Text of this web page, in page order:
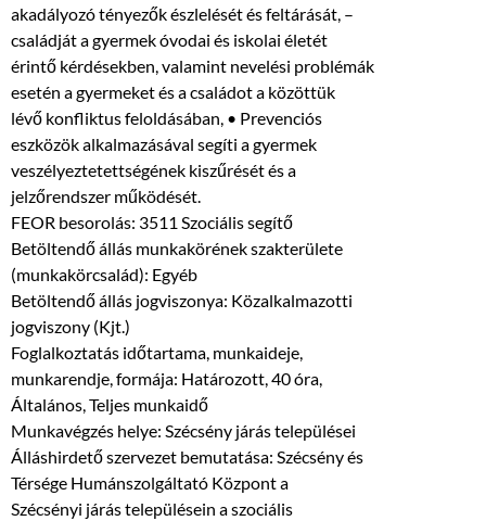
akadályozó tényezők észlelését és feltárását, –
családját a gyermek óvodai és iskolai életét
érintő kérdésekben, valamint nevelési problémák
esetén a gyermeket és a családot a közöttük
lévő konfliktus feloldásában, • Prevenciós
eszközök alkalmazásával segíti a gyermek
veszélyeztetettségének kiszűrését és a
jelzőrendszer működését.
FEOR besorolás: 3511 Szociális segítő
Betöltendő állás munkakörének szakterülete
(munkakörcsalád): Egyéb
Betöltendő állás jogviszonya: Közalkalmazotti
jogviszony (Kjt.)
Foglalkoztatás időtartama, munkaideje,
munkarendje, formája: Határozott, 40 óra,
Általános, Teljes munkaidő
Munkavégzés helye: Szécsény járás települései
Álláshirdető szervezet bemutatása: Szécsény és
Térsége Humánszolgáltató Központ a
Szécsényi járás településein a szociális